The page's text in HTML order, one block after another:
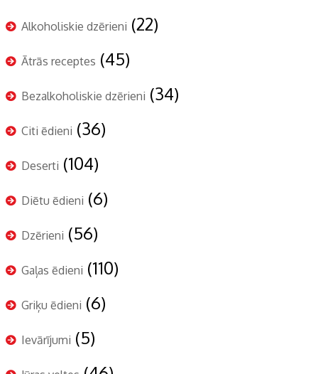
Alkoholiskie dzērieni (22)
Ātrās receptes (45)
Bezalkoholiskie dzērieni (34)
Citi ēdieni (36)
Deserti (104)
Diētu ēdieni (6)
Dzērieni (56)
Gaļas ēdieni (110)
Griķu ēdieni (6)
Ievārījumi (5)